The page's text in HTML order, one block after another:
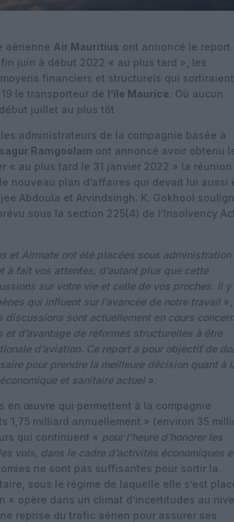
aérienne Air Mauritius ont annoncé le report
juin à début 2022 « au plus tard », les
financiers et structurels qui
le transporteur de l’île Maurice. Où aucun
juillet au plus tôt
administrateurs de la compagnie basée à
Ramgoolam ont annoncé avoir obtenu
« au plus tard le 31 janvier 2022 » la réunion
nouveau plan d’affaires qui devait lui aussi
Abdoula et Arvindsingh. K. Gokhool
sous la section 225(4) de l’Insolvency
et Airmate ont été placées sous administration
à fait vos attentes, d’autant plus que cette
sur votre vie et celle de vos proches. Il y
qui influent sur l’avancée de notre travail»,
discussions sont actuellement en cours
et d’avantage de réformes structurelles à être
d’aviation. Ce report a pour objectif de
pour prendre la meilleure décision quant à
et sanitaire actuel».
en œuvre qui permettent à la compagnie
1,75 milliard annuellement » (environ 35
qui continuent « pour l’heure d’honorer les
vols, dans le cadre d’activités économiques
ne sont pas suffisantes pour sortir la
sous le régime de laquelle elle s’est
« opère dans un climat d’incertitudes au
reprise du trafic aérien pour assurer ses